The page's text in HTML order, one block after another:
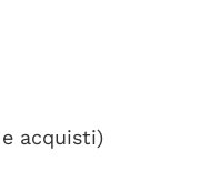
acquisti)